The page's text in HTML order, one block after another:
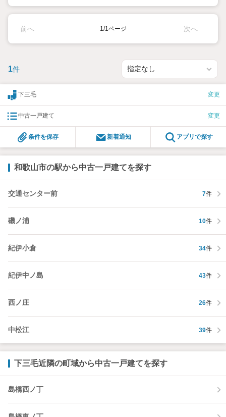
前へ 1/1ページ 次へ
1件
下三毛 変更
中古一戸建て 変更
条件を保存 新着通知 アプリで探す
和歌山市の駅から中古一戸建てを探す
交通センター前 7件
磯ノ浦 10件
紀伊小倉 34件
紀伊中ノ島 43件
西ノ庄 26件
中松江 39件
下三毛近隣の町域から中古一戸建てを探す
島橋西ノ丁